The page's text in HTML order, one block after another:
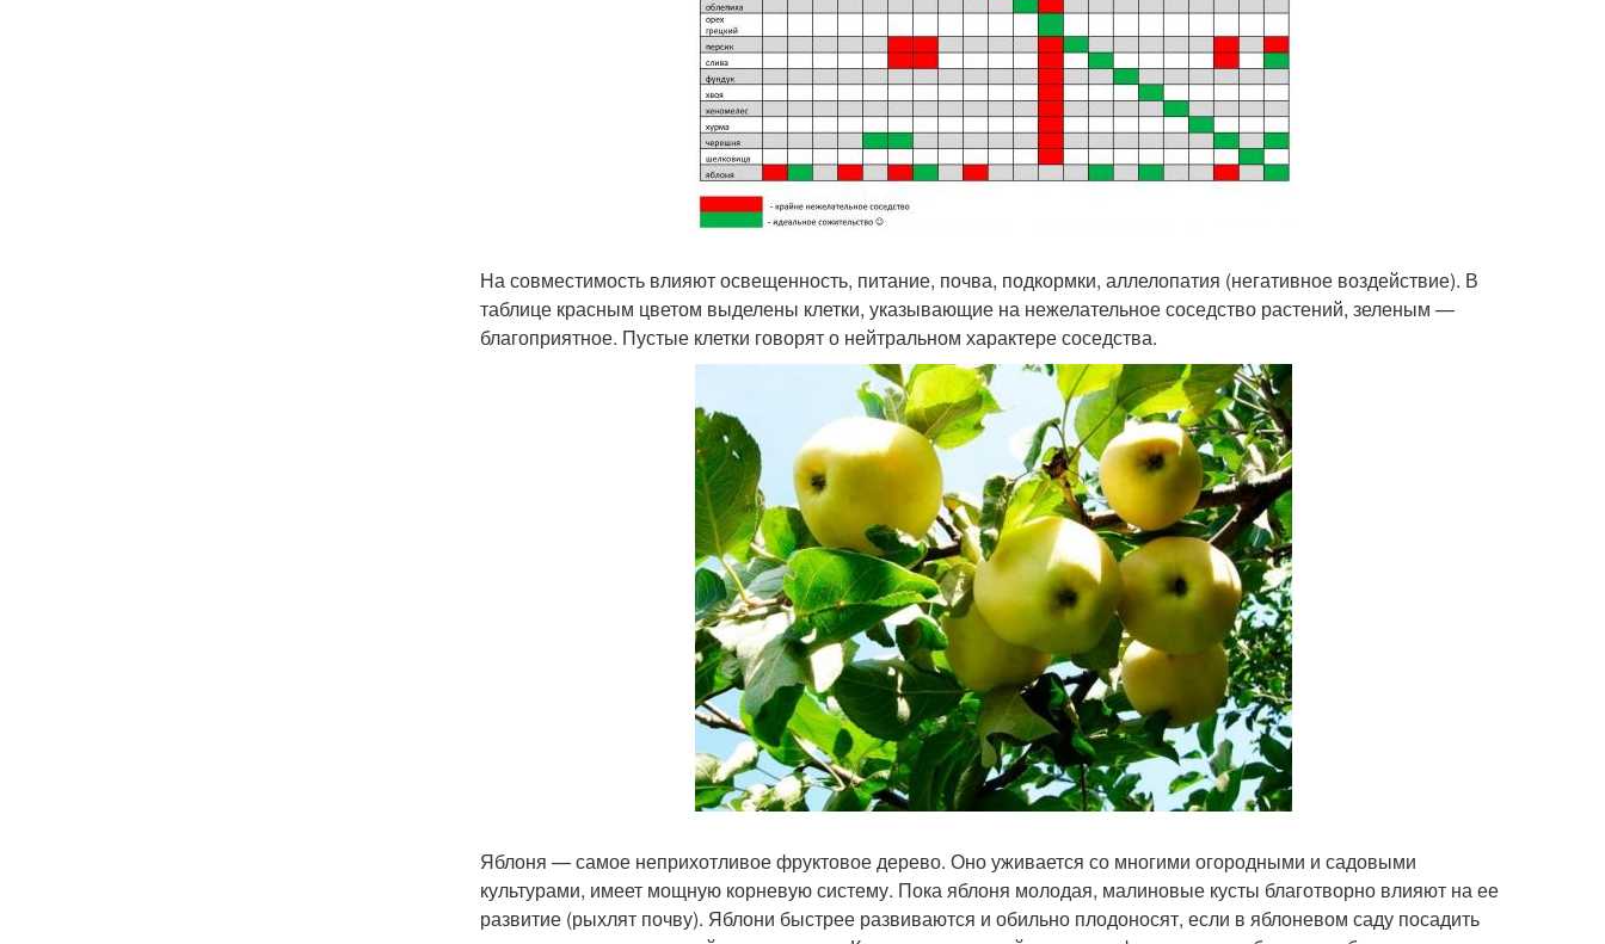
На совместимость влияют освещенность, питание, почва, подкормки, аллелопатия (негативное воздействие). В
таблице красным цветом выделены клетки, указывающие на нежелательное соседство растений, зеленым —
благоприятное. Пустые клетки говорят о нейтральном характере соседства.
Яблоня — самое неприхотливое фруктовое дерево. Оно уживается со многими огородными и садовыми
культурами, имеет мощную корневую систему. Пока яблоня молодая, малиновые кусты благотворно влияют на ее
развитие (рыхлят почву). Яблони быстрее развиваются и обильно плодоносят, если в яблоневом саду посадить